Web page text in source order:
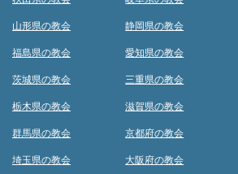
山形県の教会
福島県の教会
茨城県の教会
栃木県の教会
群馬県の教会
埼玉県の教会
静岡県の教会
愛知県の教会
三重県の教会
滋賀県の教会
京都府の教会
大阪府の教会